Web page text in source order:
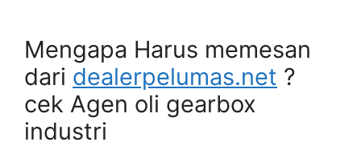
Mengapa Harus memesan
dari dealerpelumas.net ?
cek Agen oli gearbox
industri